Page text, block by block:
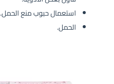
استعمال حبوب منع الحمل.
الحمل.